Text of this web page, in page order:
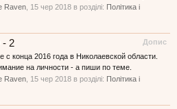
Raven 15 чер 2018 в розділі: Політика і
Допис
2
с конца 2016 года в Николаевской области.
на личности - а пиши по теме.
Raven 15 чер 2018 в розділі: Політика і